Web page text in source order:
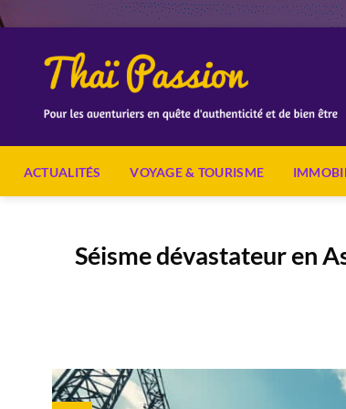
contenu
ACTUALITÉS VOYAGE & TOURISME
Séisme dévastateur en